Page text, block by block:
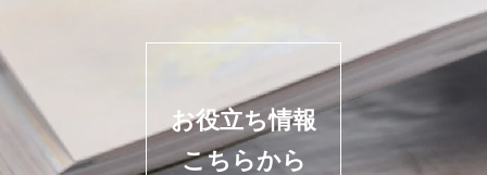
お役立ち情報
こちらから